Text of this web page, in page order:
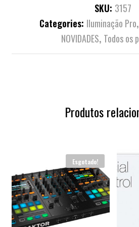
SKU: 3157
Categories: Iluminação Pro,
NOVIDADES, Todos os
Produtos
Esgotado!